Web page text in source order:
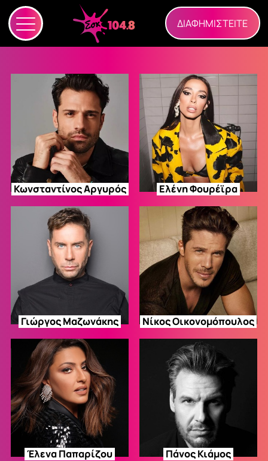
ΔΙΑΦΗΜΙΣΤΕΙΤΕ
ΚωνσταντίνοςΑργυρός ΕλένηΦουρέϊρα
ΓιώργοςΜαζωνάκης ΝίκοςΟικονομόπουλος
ΈλεναΠαπαρίζου ΠάνοςΚιάμος